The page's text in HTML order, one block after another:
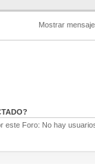
Mostrar
este Foro: No hay